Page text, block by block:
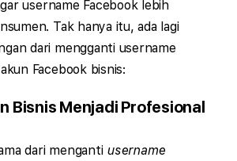
username Facebook lebih
Tak hanya itu, ada lagi
dari mengganti username
Facebook bisnis:
Bisnis Menjadi Profesional
dari menganti username